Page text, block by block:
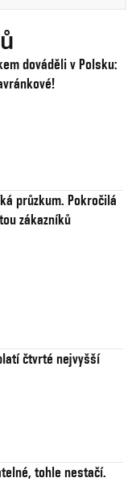
dováděli v Polsku:
průzkum. Pokročilá
zákazníků
čtvrté nejvyšší
tohle nestačí.